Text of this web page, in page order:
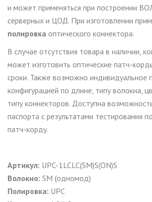
и может применяться при построении
серверных и ЦОД. При изготовлении
полировка оптического коннектора.
В случае отсутствия товара в наличии,
может изготовить оптические патч-
сроки. Также возможно индивидуальное
конфигурацией по длине, типу волокна,
типу коннекторов. Доступна
паспорта с результатами тестирования
патч-корду.
Артикул: UPC-1LCLC(SM)S(ON)S
Волокно: SM (одномод)
Полировка: UPC